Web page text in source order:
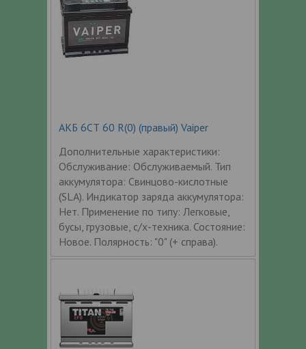
АКБ 6СТ 60 R(0) (правый) Vaiper
Дополнительные характеристики:
Обслуживание: Обслуживаемый. Тип
аккумулятора: Свинцово-кислотные
(SLA). Индикатор заряда аккумулятора:
Нет. Применение по типу: Легковые,
бусы, грузовые, с/х-техника. Состояние:
Новое. Полярность: "0" (+ справа).